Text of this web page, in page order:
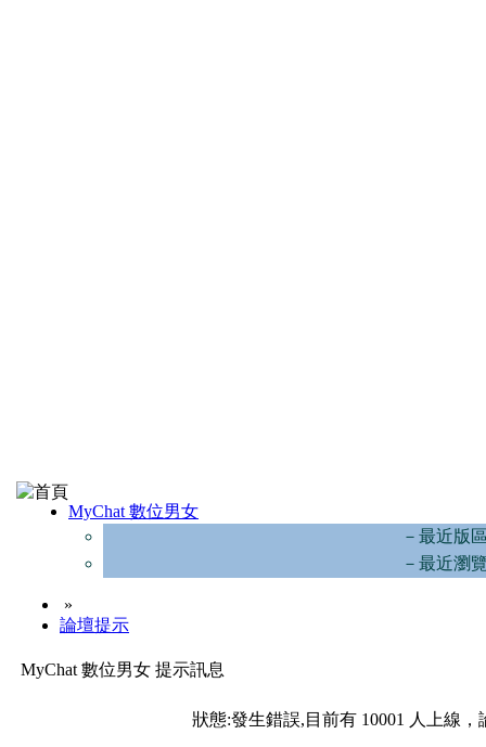
MyChat 數位男女
－最近版
－最近瀏
»
論壇提示
MyChat 數位男女 提示訊息
狀態:發生錯誤,目前有 10001 人上線